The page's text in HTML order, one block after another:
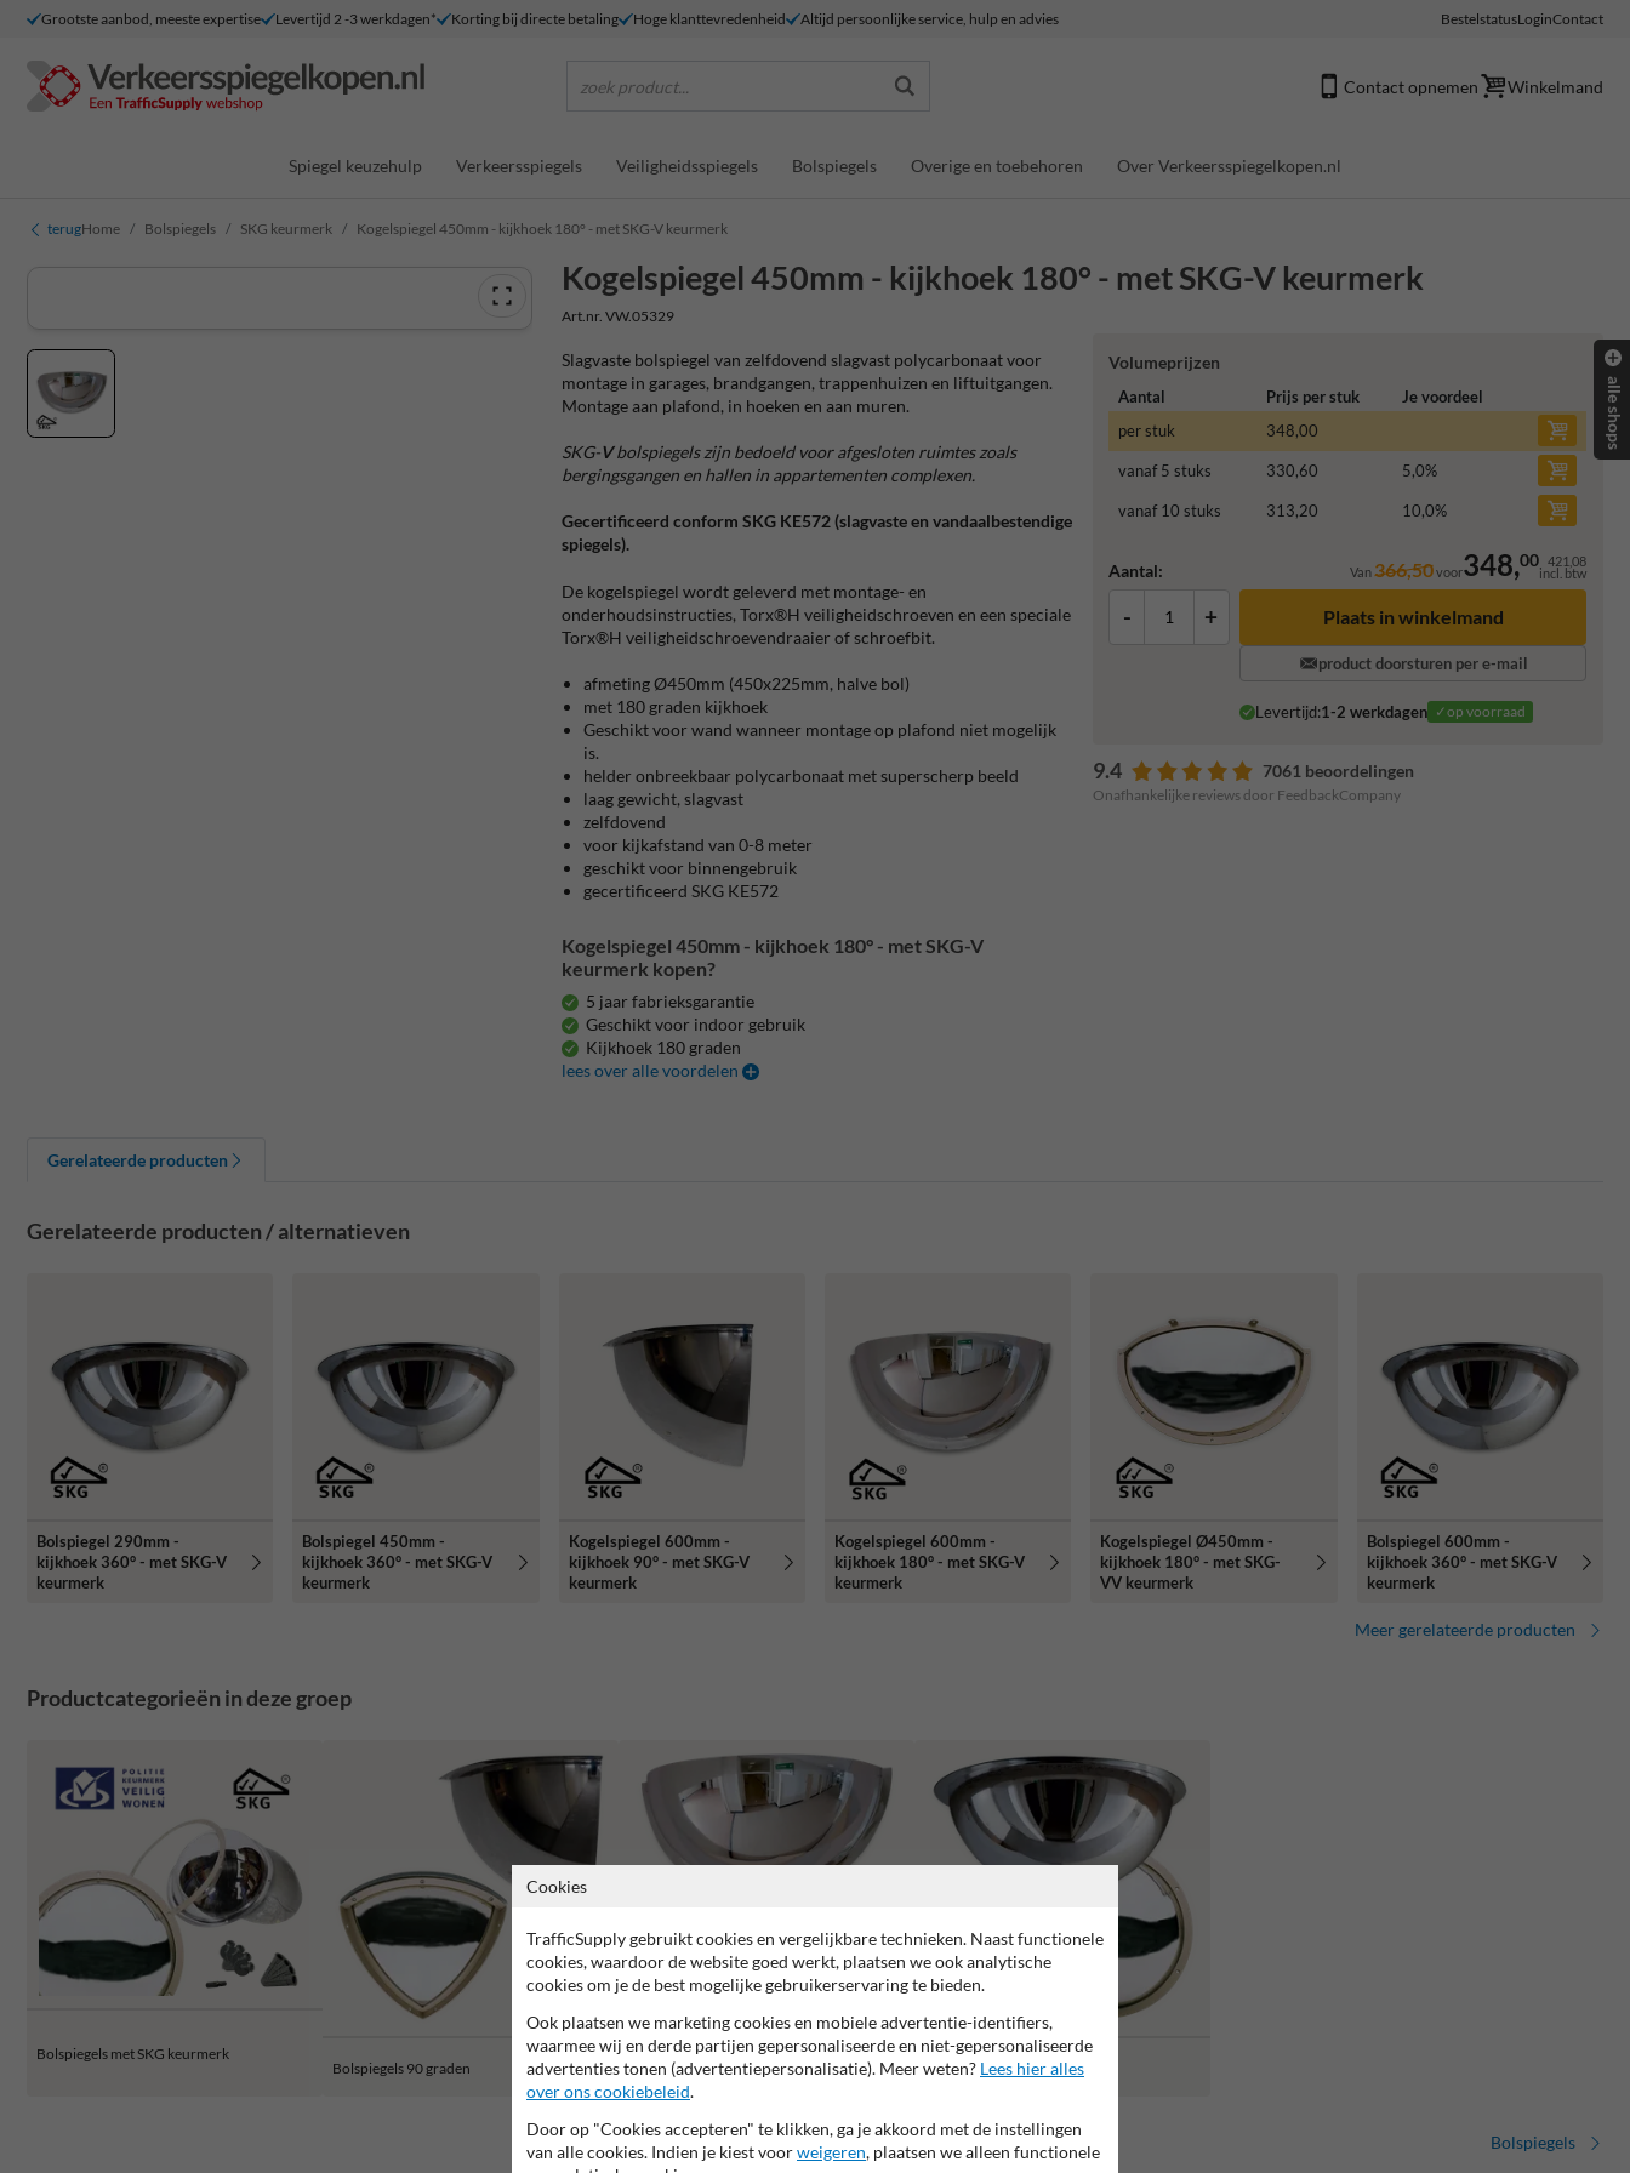
Grootste aanbod, meeste expertise Levertijd 2 -3 werkdagen* Korting bij directe betaling Hoge klanttevredenheid Altijd persoonlijke service, hulp en advies BestelstatusLoginContact
zoek product... Contact opnemen Winkelmand
Spiegel keuzehulp Verkeersspiegels Veiligheidsspiegels Bolspiegels Overige en toebehoren Over Verkeersspiegelkopen.nl
terugHome Bolspiegels SKG keurmerk Kogelspiegel 450mm - kijkhoek 180° - met SKG-V keurmerk
Kogelspiegel 450mm - kijkhoek 180° - met SKG-V keurmerk
Art.nr. VW.05329
Volumeprijzen
Aantal Prijs per stuk
Je voordeel
per stuk
348,00
vanaf 5 stuks 330,60 5,0%
vanaf 10 stuks 313,20 10,0%
Aantal: Van366,50voor348,00 421,08
incl. btw
- + Plaats in winkelmand
product doorsturen per e-mail
Levertijd:1-2 werkdagen ✓op voorraad
9.4 7061 beoordelingen
Onafhankelijke reviews door FeedbackCompany
Slagvaste bolspiegel van zelfdovend slagvast polycarbonaat voor
montage in garages, brandgangen, trappenhuizen en liftuitgangen.
Montage aan plafond, in hoeken en aan muren.
SKG-Vbolspiegels zijn bedoeld voor afgesloten ruimtes zoals
bergingsgangen en hallen in appartementen complexen.
Gecertificeerd conform SKG KE572 (slagvaste en vandaalbestendige
spiegels).
De kogelspiegel wordt geleverd met montage- en
onderhoudsinstructies, Torx®H veiligheidschroeven en een speciale
Torx®H veiligheidschroevendraaier of schroefbit.
afmeting Ø450mm (450x225mm, halve bol)
met 180 graden kijkhoek
Geschikt voor wand wanneer montage op plafond niet mogelijk
is.
helder onbreekbaar polycarbonaat met superscherp beeld
laag gewicht, slagvast
zelfdovend
voor kijkafstand van 0-8 meter
geschikt voor binnengebruik
gecertificeerd SKG KE572
Kogelspiegel 450mm - kijkhoek 180° - met SKG-V
keurmerk kopen?
5 jaar fabrieksgarantie
Geschikt voor indoor gebruik
Kijkhoek 180 graden
lees over alle voordelen
Gerelateerde producten
Gerelateerde producten / alternatieven
Bolspiegel 290mm -
kijkhoek 360° - met SKG-V
keurmerk
Bolspiegel 450mm -
kijkhoek 360° - met SKG-V
keurmerk
Kogelspiegel 600mm -
kijkhoek 90° - met SKG-V
keurmerk
Kogelspiegel 600mm -
kijkhoek 180° - met SKG-V
keurmerk
Kogelspiegel Ø450mm -
kijkhoek 180° - met SKG-
VV keurmerk
Bolspiegel 600mm -
kijkhoek 360° - met SKG-V
keurmerk
Meer gerelateerde producten
Productcategorieën in deze groep
Bolspiegels met SKG keurmerk
Bolspiegels 90 graden Bolspiegels 180 graden Bolspiegels 360 graden
Bolspiegels
alle shops
Cookies
TrafficSupply gebruikt cookies en vergelijkbare technieken. Naast functionele
cookies, waardoor de website goed werkt, plaatsen we ook analytische
cookies om je de best mogelijke gebruikerservaring te bieden.
Ook plaatsen we marketing cookies en mobiele advertentie-identifiers,
waarmee wij en derde partijen gepersonaliseerde en niet-gepersonaliseerde
advertenties tonen (advertentiepersonalisatie). Meer weten? Lees hier alles
over ons cookiebeleid.
Door op "Cookies accepteren" te klikken, ga je akkoord met de instellingen
van alle cookies. Indien je kiest voorweigeren, plaatsen we alleen functionele